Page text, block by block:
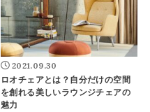
2021.09.30
ロオチェアとは？自分だけの空間
を創れる美しいラウンジチェアの
魅力